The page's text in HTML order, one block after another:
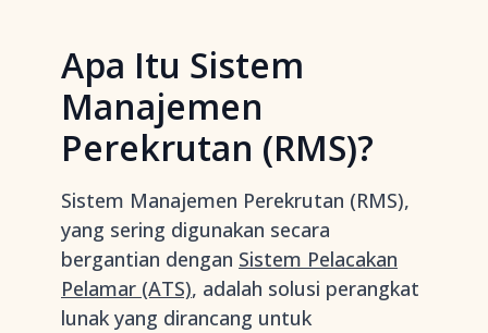
Apa Itu Sistem
Manajemen
Perekrutan (RMS)?
Sistem Manajemen Perekrutan (RMS),
yang sering digunakan secara
bergantian dengan Sistem Pelacakan
Pelamar (ATS), adalah solusi perangkat
lunak yang dirancang untuk